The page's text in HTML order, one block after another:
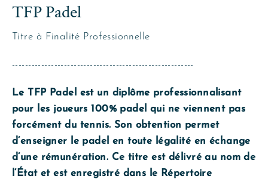
TFP Padel
Titre à Finalité Professionnelle
--------------------------------------------------------
Le TFP Padel est un diplôme professionnalisant
pour les joueurs 100% padel qui ne viennent pas
forcément du tennis. Son obtention permet
d’enseigner le padel en toute légalité en échange
d’une rémunération. Ce titre est délivré au nom de
l’État et est enregistré dans le Répertoire